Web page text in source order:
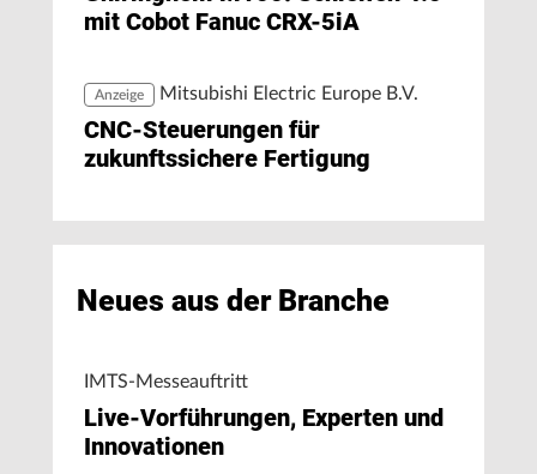
mit Cobot Fanuc CRX-5iA
Anzeige Mitsubishi Electric Europe B.V.
CNC-Steuerungen für
zukunftssichere Fertigung
Neues aus der Branche
IMTS-Messeauftritt
Live-Vorführungen, Experten und
Innovationen